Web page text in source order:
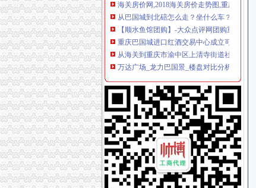
【顺水鱼馆团购】-大众点评网团购重庆站
重庆巴国城进口红酒交易中心成立可预订
从海关到重庆市渝中区上清寺街道社会保
万达广场_龙力巴国景_楼盘对比分析-重庆乐
顺水鱼馆：大众点评定了位置.也没有迟到。
【巴国城后门】巴国城后门电话,巴国城后
万事通_新浪新闻
库房出租_新浪新闻
【58同城】巴国城网络设备回收|巴国城路由
巴国城到沙坪坝火车站站东路公交_怎么坐
巴国城到重庆江北新村.同创国际小学公交_
中国银行股份有限公司重庆巴国城支行怎
六福老火锅（巴国城总店）的黄秧白好不好
2018全重庆通讯录!人手一份,一定用得上!赶
【重庆巴国城二手自行车宝马转让_交易市